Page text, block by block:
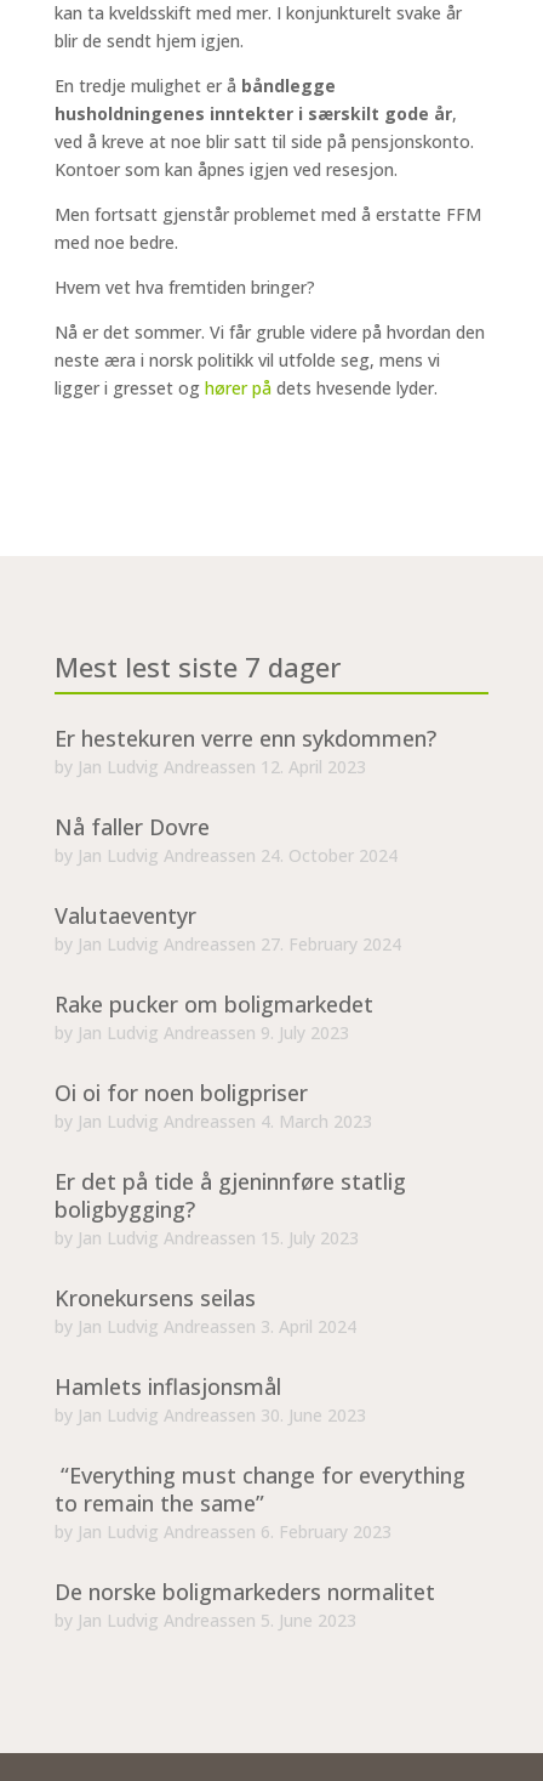
kan ta kveldsskift med mer. I konjunkturelt svake år
blir de sendt hjem igjen.
En tredje mulighet er å båndlegge
husholdningenes inntekter i særskilt gode år,
ved å kreve at noe blir satt til side på pensjonskonto.
Kontoer som kan åpnes igjen ved resesjon.
Men fortsatt gjenstår problemet med å erstatte FFM
med noe bedre.
Hvem vet hva fremtiden bringer?
Nå er det sommer. Vi får gruble videre på hvordan den
neste æra i norsk politikk vil utfolde seg, mens vi
ligger i gresset og hører pådets hvesende lyder.
Mest lest siste 7 dager
Er hestekuren verre enn sykdommen?
by Jan Ludvig Andreassen 12. April 2023
Nå faller Dovre
by Jan Ludvig Andreassen 24. October 2024
Valutaeventyr
by Jan Ludvig Andreassen 27. February 2024
Rake pucker om boligmarkedet
by Jan Ludvig Andreassen 9. July 2023
Oi oi for noen boligpriser
by Jan Ludvig Andreassen 4. March 2023
Er det på tide å gjeninnføre statlig
boligbygging?
by Jan Ludvig Andreassen 15. July 2023
Kronekursens seilas
by Jan Ludvig Andreassen 3. April 2024
Hamlets inflasjonsmål
by Jan Ludvig Andreassen 30. June 2023
“Everything must change for everything
to remain the same”
by Jan Ludvig Andreassen 6. February 2023
De norske boligmarkeders normalitet
by Jan Ludvig Andreassen 5. June 2023